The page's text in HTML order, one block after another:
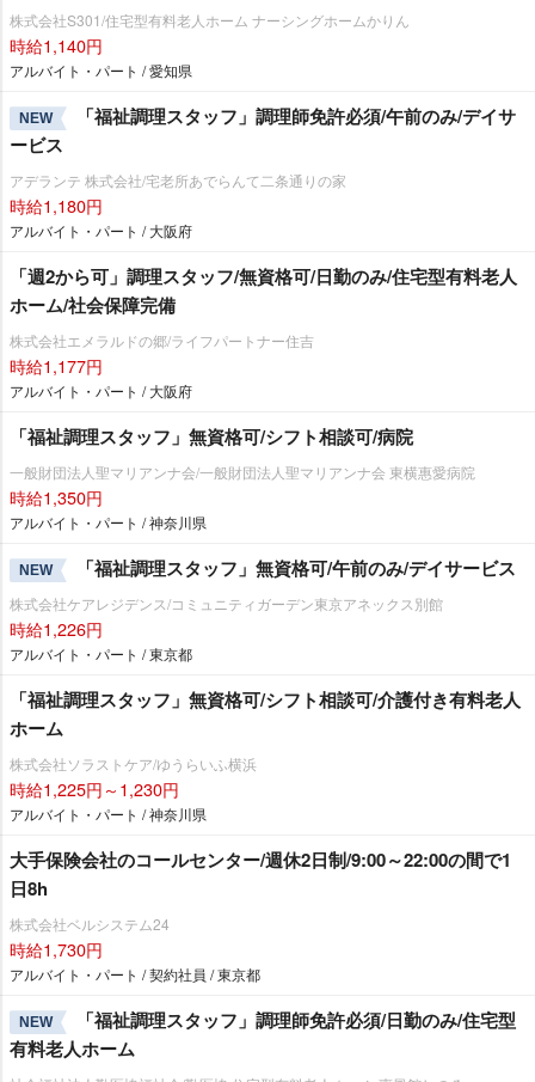
株式会社S301/住宅型有料老人ホーム ナーシングホームかりん
時給1,140円
アルバイト・パート / 愛知県
NEW
「福祉調理スタッフ」調理師免許必須/午前のみ/デイサ
ービス
アデランテ 株式会社/宅老所あでらんて二条通りの家
時給1,180円
アルバイト・パート / 大阪府
「週2から可」調理スタッフ/無資格可/日勤のみ/住宅型有料老人
ホーム/社会保障完備
株式会社エメラルドの郷/ライフパートナー住吉
時給1,177円
アルバイト・パート / 大阪府
「福祉調理スタッフ」無資格可/シフト相談可/病院
一般財団法人聖マリアンナ会/一般財団法人聖マリアンナ会 東横惠愛病院
時給1,350円
アルバイト・パート / 神奈川県
NEW 「福祉調理スタッフ」無資格可/午前のみ/デイサービス
株式会社ケアレジデンス/コミュニティガーデン東京アネックス別館
時給1,226円
アルバイト・パート / 東京都
「福祉調理スタッフ」無資格可/シフト相談可/介護付き有料老人
ホーム
株式会社ソラストケア/ゆうらいふ横浜
時給1,225円～1,230円
アルバイト・パート / 神奈川県
大手保険会社のコールセンター/週休2日制/9:00～22:00の間で1
日8h
株式会社ベルシステム24
時給1,730円
アルバイト・パート / 契約社員 / 東京都
NEW
「福祉調理スタッフ」調理師免許必須/日勤のみ/住宅型
有料老人ホーム